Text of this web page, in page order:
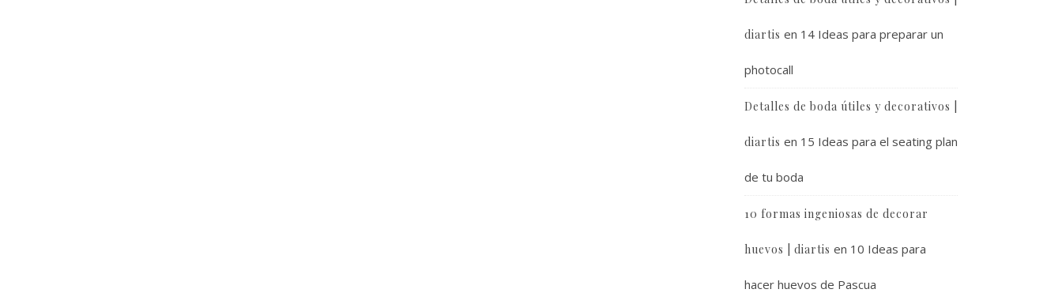
diartis en 14 Ideas para preparar un
photocall
Detalles de boda útiles y decorativos |
diartis en 15 Ideas para el seating plan
de tu boda
10 formas ingeniosas de decorar
huevos | diartis en 10 Ideas para
hacer huevos de Pascua